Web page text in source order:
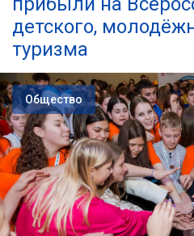
детского,
туризма
Общество